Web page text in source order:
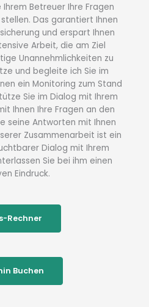
Ihrem Betreuer Ihre Fragen
Das garantiert Ihnen
und erspart Ihnen
Arbeit, die am Ziel
Unannehmlichkeiten zu
und begleite ich Sie im
ein Monitoring zum Stand
Sie im Dialog mit Ihrem
Ihnen Ihre Fragen an den
seine Antworten mit Ihnen
Zusammenarbeit ist ein
Dialog mit Ihrem
Sie bei ihm einen
Eindruck.
Rechner
Buchen